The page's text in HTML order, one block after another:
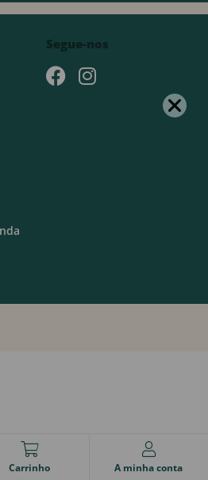
Segue-nos
Carrinho A minha conta